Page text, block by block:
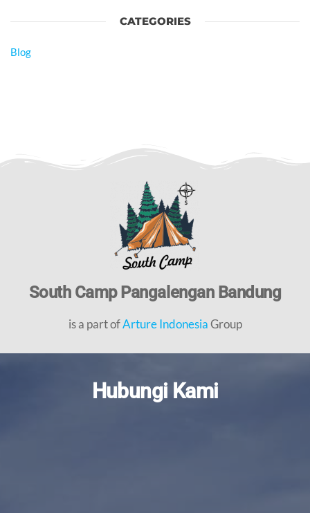
CATEGORIES
Blog
South Camp Pangalengan Bandung
is a part ofArture IndonesiaGroup
Hubungi Kami